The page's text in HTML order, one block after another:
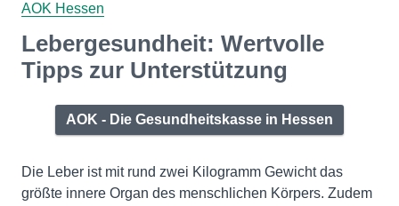
AOK Hessen
Lebergesundheit: Wertvolle
Tipps zur Unterstützung
AOK - Die Gesundheitskasse in Hessen
Die Leber ist mit rund zwei Kilogramm Gewicht das
größte innere Organ des menschlichen Körpers. Zudem